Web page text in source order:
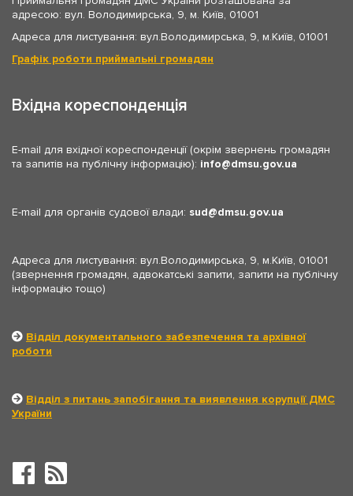
адресою: вул. Володимирська, 9, м. Київ, 01001
Адреса для листування: вул.Володимирська, 9, м.Київ, 01001
Графік роботи приймальні громадян
Вхідна кореспонденція
E-mail для вхідної кореспонденції (окрім звернень громадян
та запитів на публічну інформацію): info dmsu.gov.ua
E-mail для органів судової влади: sud dmsu.gov.ua
Адреса для листування: вул.Володимирська, 9, м.Київ, 01001
(звернення громадян, адвокатські запити, запити на публічну
інформацію тощо)
Відділ документального забезпечення та архівної
роботи
Відділ з питань запобігання та виявлення корупції ДМС
України